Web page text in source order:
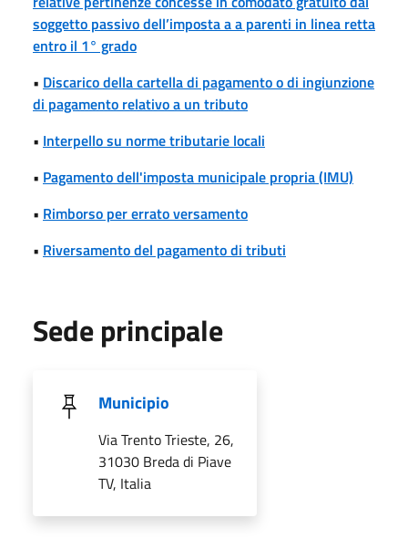
soggetto passivo dell’imposta a a parenti in linea retta
entro il 1° grado
• Discarico della cartella di pagamento o di ingiunzione
di pagamento relativo a un tributo
• Interpello su norme tributarie locali
• Pagamento dell'imposta municipale propria (IMU)
• Rimborso per errato versamento
• Riversamento del pagamento di tributi
Sede principale
Municipio
Via Trento Trieste, 26,
31030 Breda di Piave
TV, Italia